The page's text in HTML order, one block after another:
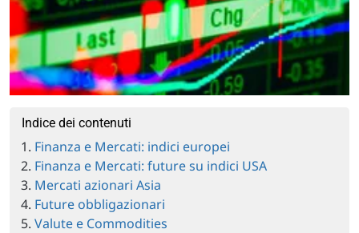
Indice dei contenuti
Finanza e Mercati: indici europei
Finanza e Mercati: future su indici USA
Mercati azionari Asia
Future obbligazionari
Valute e Commodities